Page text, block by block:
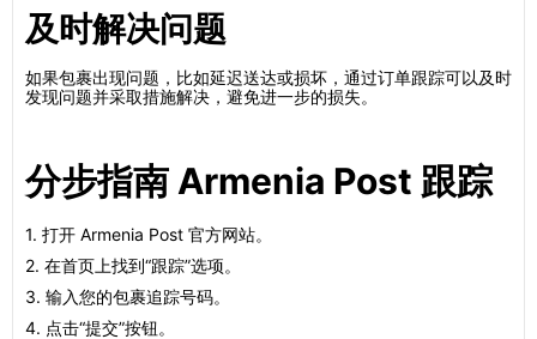
及时解决问题
如果包裹出现问题，比如延迟送达或损坏，通过订单跟踪可以及时
发现问题并采取措施解决，避免进一步的损失。
分步指南 Armenia Post 跟踪
1. 打开 Armenia Post 官方网站。
2. 在首页上找到“跟踪”选项。
3. 输入您的包裹追踪号码。
4. 点击“提交”按钮。